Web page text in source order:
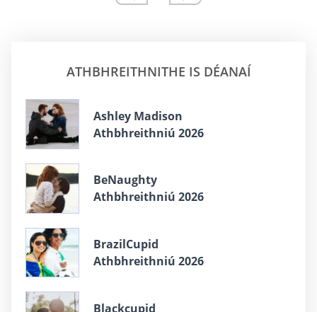
ATHBHREITHNITHE IS DÉANAÍ
Ashley Madison
Athbhreithniú 2026
BeNaughty
Athbhreithniú 2026
BrazilCupid
Athbhreithniú 2026
Blackcupid